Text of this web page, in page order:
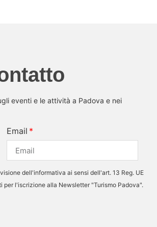
eventi e le attività a Padova e nei
Email
dell'informativa ai sensi dell'art. 13 Reg. UE
l'iscrizione alla Newsletter "Turismo Padova".